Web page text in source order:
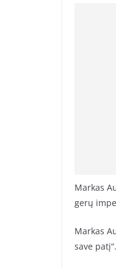
Markas
gerų
Markas
save patį“.